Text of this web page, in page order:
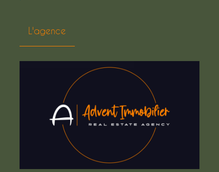
L'agence